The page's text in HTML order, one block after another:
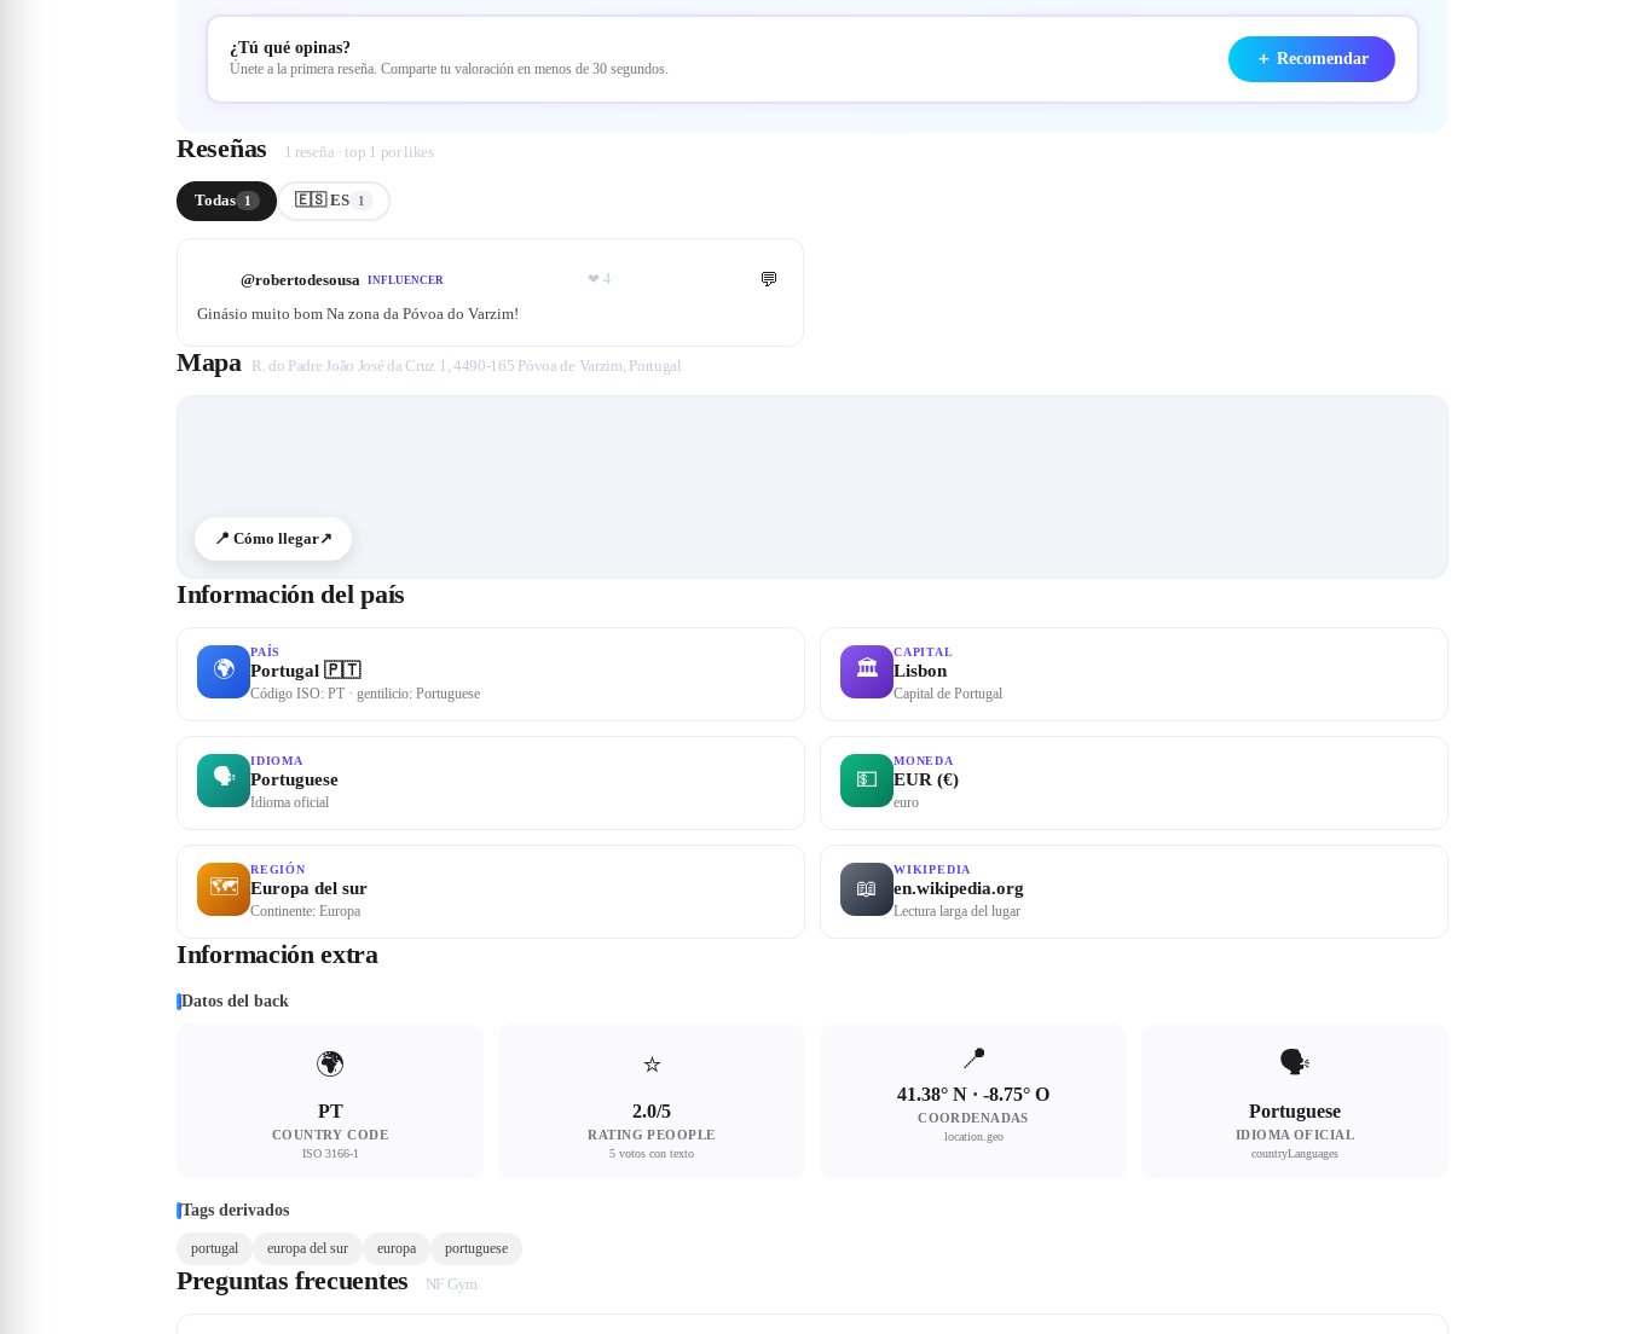
¿Tú qué opinas?
Únete a la primera reseña. Comparte tu valoración en menos de 30 segundos.
＋ Recomendar
Reseñas 1 reseña · top 1 por likes
Todas 1 🇪🇸 ES 1
@robertodesousa INFLUENCER ❤ 4 💬
Ginásio muito bom Na zona da Póvoa do Varzim!
Mapa R. do Padre João José da Cruz 1, 4490-165 Póvoa de Varzim, Portugal
📍 Cómo llegar↗
Información del país
🌍
PAÍS
Portugal 🇵🇹
Código ISO: PT · gentilicio: Portuguese
🏛
CAPITAL
Lisbon
Capital de Portugal
🗣
IDIOMA
Portuguese
Idioma oficial
💵
MONEDA
EUR (€)
euro
🗺
REGIÓN
Europa del sur
Continente: Europa
📖
WIKIPEDIA
en.wikipedia.org
Lectura larga del lugar
Información extra
Datos del back
🌍
PT
COUNTRY CODE
ISO 3166-1
⭐
2.0/5
RATING PEOOPLE
5 votos con texto
📍
41.38° N · -8.75° O
COORDENADAS
location.geo
🗣
Portuguese
IDIOMA OFICIAL
countryLanguages
Tags derivados
portugal europa del sur europa portuguese
Preguntas frecuentes NF Gym